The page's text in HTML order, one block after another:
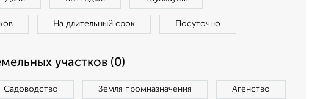
На длительный срок Посуточно
участков (0)
Садоводство Земля промназначения Агенство